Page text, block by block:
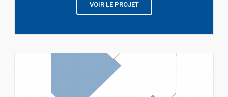
VOIR LE PROJET